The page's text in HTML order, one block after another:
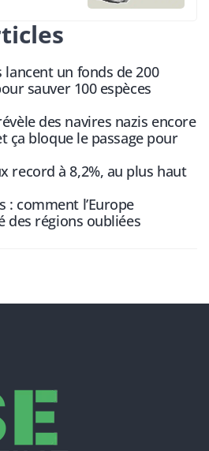
lancent un fonds de 200
sauver 100 espèces
des navires nazis encore
ça bloque le passage pour
record à 8,2%, au plus haut
: comment l’Europe
des régions oubliées